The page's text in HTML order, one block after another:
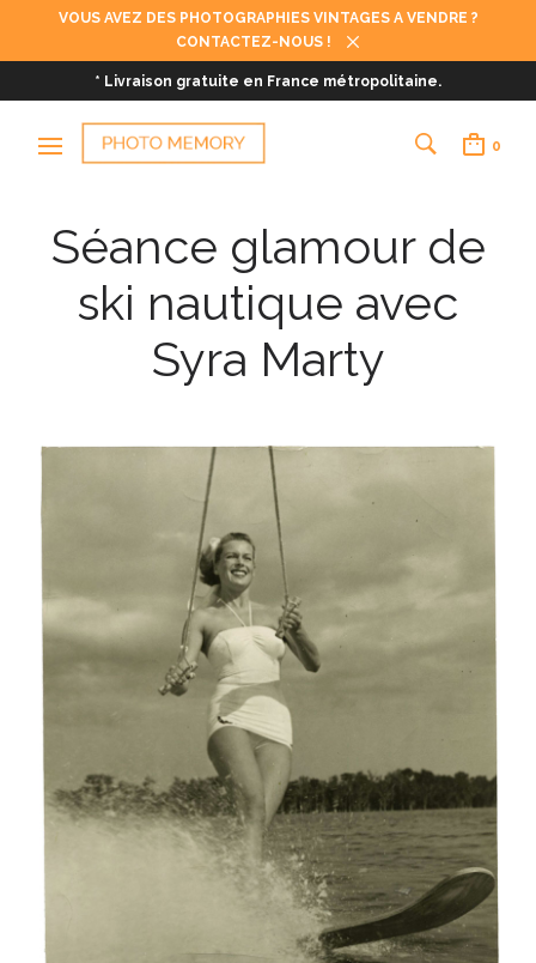
VOUS AVEZ DES PHOTOGRAPHIES VINTAGES A VENDRE ?
CONTACTEZ-NOUS !
* Livraison gratuite en France métropolitaine.
0
Séance glamour de
ski nautique avec
Syra Marty